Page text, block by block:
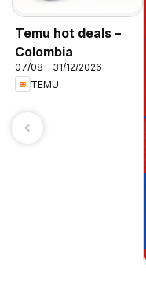
Temu hot deals –
Colombia
07/08 - 31/12/2026
TEMU